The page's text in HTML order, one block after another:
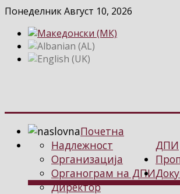
Понеделник Август 10, 2026
Почетна
ДПИ
Надлежност
Организација
Органограм на ДПИ
Директор